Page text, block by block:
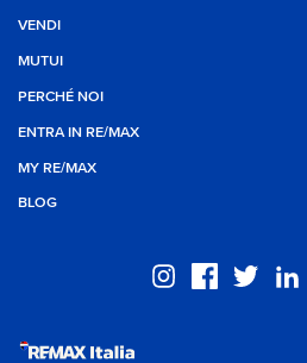
VENDI
MUTUI
PERCHÉ NOI
ENTRA IN RE/MAX
MY RE/MAX
BLOG